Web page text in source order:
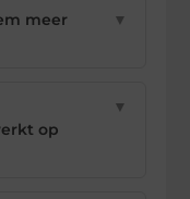
meer
▼
op
▼